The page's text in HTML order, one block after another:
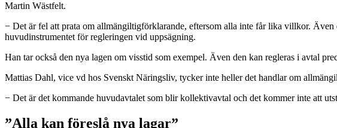
Martin Wästfelt.
− Det är fel att prata om allmängiltigförklarande, eftersom alla inte får lika villkor.
huvudinstrumentet för regleringen vid uppsägning.
Han tar också den nya lagen om visstid som exempel. Även den kan regleras i avtal
Mattias Dahl, vice vd hos Svenskt Näringsliv, tycker inte heller det handlar om
− Det är det kommande huvudavtalet som blir kollektivavtal och det kommer inte att
”Alla kan föreslå nya lagar”